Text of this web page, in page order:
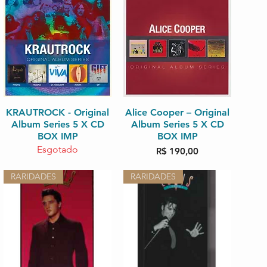
Visualização rápida
KRAUTROCK - Original
Album Series 5 X CD
BOX IMP
Esgotado
Visualização rápida
Alice Cooper – Original
Album Series 5 X CD
BOX IMP
Preço
R$ 190,00
RARIDADES RARIDADES